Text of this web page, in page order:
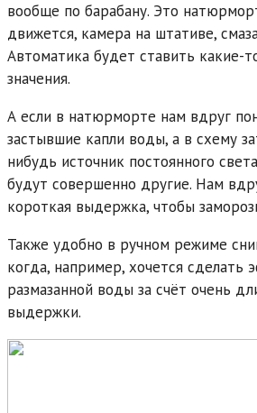
вообще по барабану. Это
движется, камера на штативе,
Автоматика будет ставить какие-
значения.
А если в натюрморте нам вдруг
застывшие капли воды, а в схему
нибудь источник постоянного
будут совершенно другие. Нам
короткая выдержка, чтобы
Также удобно в ручном режиме
когда, например, хочется сделать
размазанной воды за счёт очень
выдержки.